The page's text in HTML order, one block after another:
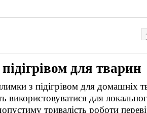
для тварин
з підігрівом для домашніх
використовуватися для
тривалість роботи